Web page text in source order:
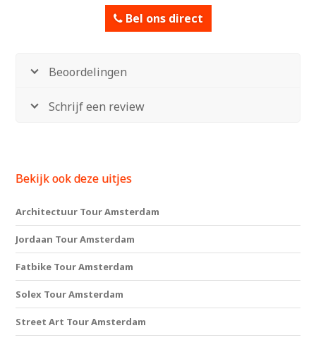
Bel ons direct
Beoordelingen
Schrijf een review
Bekijk ook deze uitjes
Architectuur Tour Amsterdam
Jordaan Tour Amsterdam
Fatbike Tour Amsterdam
Solex Tour Amsterdam
Street Art Tour Amsterdam